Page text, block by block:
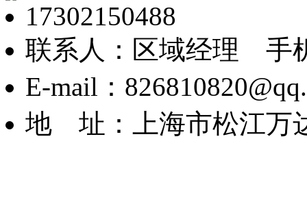
17302150488
联系人：区域经理 手
E-mail：
地 址：上海市松江万